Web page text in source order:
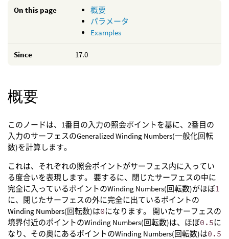
On this page
概要
パラメータ
Examples
Since 17.0
概要
このノードは、1番目の入力の照会ポイントを基に、2番目の
入力のサーフェスのGeneralized Winding Numbers(一般化回転
数)を計算します。
これは、それぞれの照会ポイントがサーフェス内に入ってい
る度合いを表現します。 要するに、閉じたサーフェスの中に
完全に入っているポイントのWinding Numbers(回転数)がほぼ1
に、閉じたサーフェスの外に完全に出ているポイントの
Winding Numbers(回転数)は0になります。 開いたサーフェスの
境界付近のポイントのWinding Numbers(回転数)は、ほぼ0.5に
なり、その奥にあるポイントのWinding Numbers(回転数)は0.5